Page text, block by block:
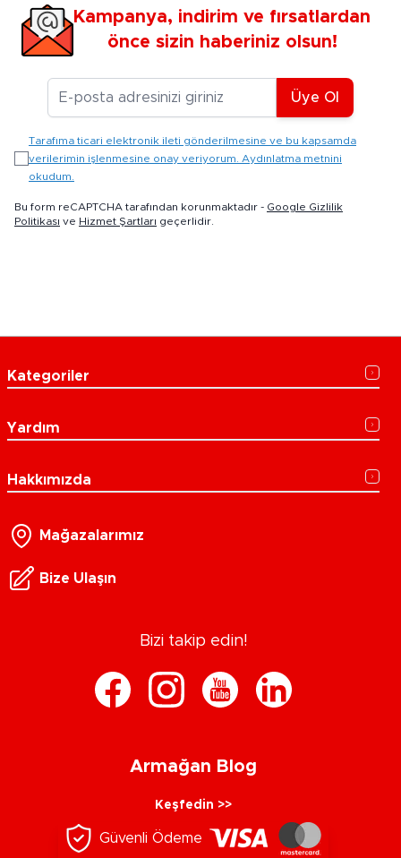
Kampanya, indirim ve fırsatlardan
önce sizin haberiniz olsun!
E-posta Adresiniz
Üye Ol
Tarafıma ticari elektronik ileti gönderilmesine ve bu kapsamda
verilerimin işlenmesine onay veriyorum. Aydınlatma metnini
okudum.
Bu form reCAPTCHA tarafından korunmaktadır - Google Gizlilik
Politikası ve Hizmet Şartları geçerlidir.
Kategoriler
Yardım
Hakkımızda
Mağazalarımız
Bize Ulaşın
Bizi takip edin!
Armağan Blog
Keşfedin >>
Güvenli Ödeme